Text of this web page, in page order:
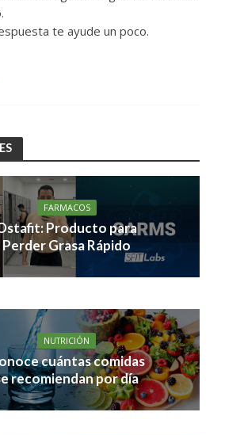
te ayude un poco.
FARMACOS
Producto para
Perder Grasa Rápido
NUTRICIÓN
cuántas comidas
recomiendan por día